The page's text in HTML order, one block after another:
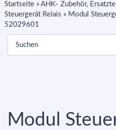
Startseite » AHK- Zubehör,
Steuergerät Relais » Modul
52029601
Modul